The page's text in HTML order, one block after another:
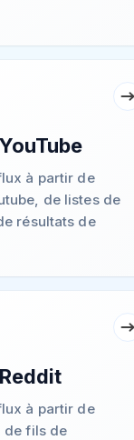
à partir de
de listes de
résultats de
à partir de
de fils de